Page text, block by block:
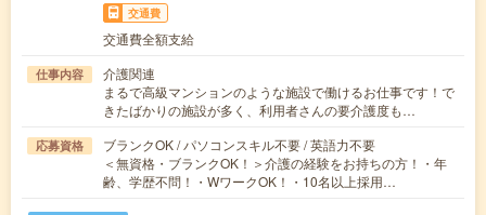
交通費
交通費全額支給
仕事内容
介護関連
まるで高級マンションのような施設で働けるお仕事です！で
きたばかりの施設が多く、利用者さんの要介護度も…
応募資格
ブランクOK / パソコンスキル不要 / 英語力不要
＜無資格・ブランクOK！＞介護の経験をお持ちの方！・年
齢、学歴不問！・WワークOK！・10名以上採用…